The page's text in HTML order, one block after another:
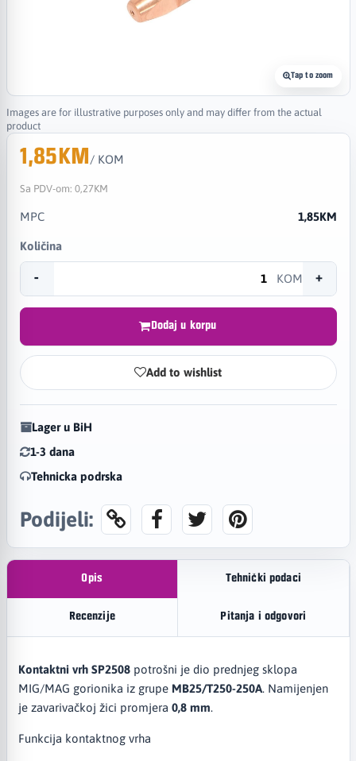
Tap to zoom
Images are for illustrative purposes only and may differ from the actual
product
1,85KM/ KOM
Sa PDV-om: 0,27KM
MPC 1,85KM
Količina
- KOM +
Dodaj u korpu
Add to wishlist
Lager u BiH
1-3 dana
Tehnicka podrska
Podijeli:
Opis Tehnički podaci
Recenzije Pitanja i odgovori
Kontaktni vrh SP2508potrošni je dio prednjeg sklopa
MIG/MAG gorionika iz grupe MB25/T250-250A. Namijenjen
je zavarivačkoj žici promjera 0,8 mm.
Funkcija kontaktnog vrha